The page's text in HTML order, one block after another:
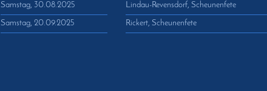
Samstag, 30.08.2025
Samstag, 20.09.2025
Lindau-Revensdorf, Scheunenfete
Rickert, Scheunenfete